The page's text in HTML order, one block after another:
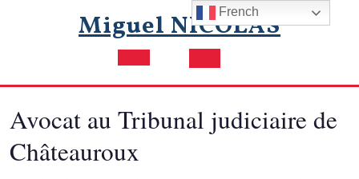
Miguel NICOLAS
Open
Avocat au Tribunal judiciaire de
Châteauroux
French